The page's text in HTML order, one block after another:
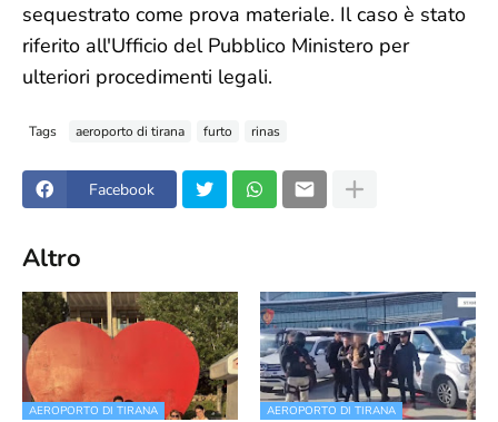
sequestrato come prova materiale. Il caso è stato
riferito all'Ufficio del Pubblico Ministero per
ulteriori procedimenti legali.
Tags aeroporto di tirana furto rinas
Facebook
Altro
AEROPORTO DI TIRANA AEROPORTO DI TIRANA